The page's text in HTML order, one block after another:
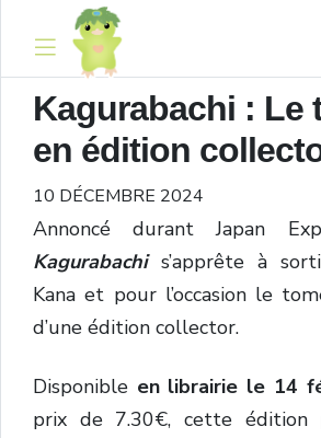
Kagurabachi : Le
en édition
10 DÉCEMBRE 2024
Annoncé durant Japan
Kagurabachis’apprête à
Kana et pour l’occasion le
d’une édition collector.
Disponible en librairie le 14
prix de 7.30€, cette édition